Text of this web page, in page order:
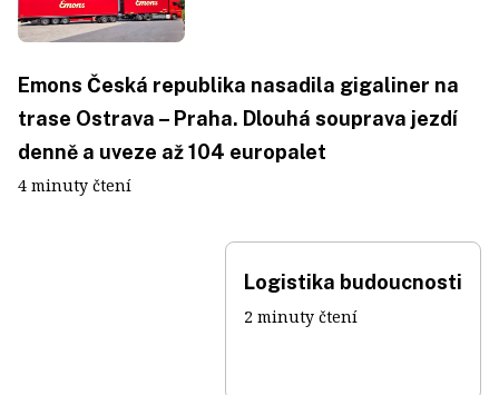
Emons Česká republika nasadila gigaliner na
trase Ostrava – Praha. Dlouhá souprava jezdí
denně a uveze až 104 europalet
4 minuty čtení
Logistika budoucnosti
2 minuty čtení